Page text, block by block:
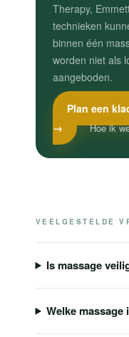
Therapy,
technieken
binnen één
worden niet als
aangeboden.
Plan een
→
Hoe ik
VEELGESTELDE
Is massage
Welke